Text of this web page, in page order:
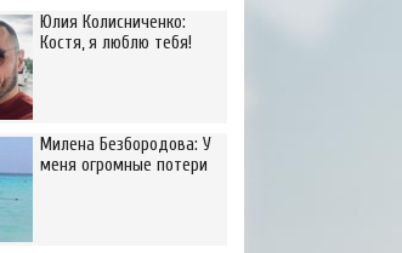
Юлия Колисниченко:
Костя, я люблю тебя!
Милена Безбородова: У
меня огромные потери